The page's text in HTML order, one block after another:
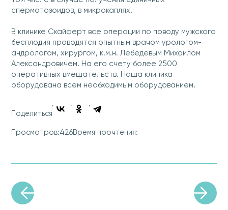
сперматозоидов, в микрокаплях.
В клинике Скайферт все операции по поводу мужского
бесплодия проводятся опытным врачом урологом-
андрологом, хирургом, к.м.н. Лебедевым Михаилом
Александровичем. На его счету более 2500
оперативных вмешательств. Наша клиника
оборудована всем необходимым оборудованием.
Поделиться
Просмотров:426Время прочтения: